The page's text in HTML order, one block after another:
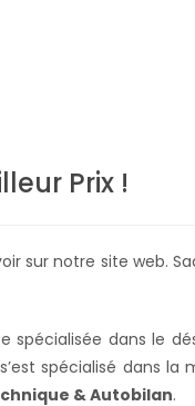
Prix !
sur notre site web.
spécialisée dans le
s’est spécialisé dans
& Autobilan.